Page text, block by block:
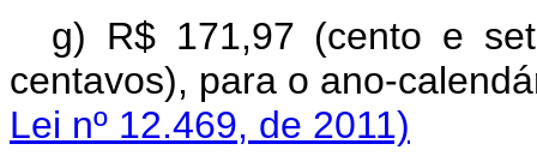
g) R$ 171,97 (cento e
centavos), para o ano-
Lei nº 12.469, de 2011)